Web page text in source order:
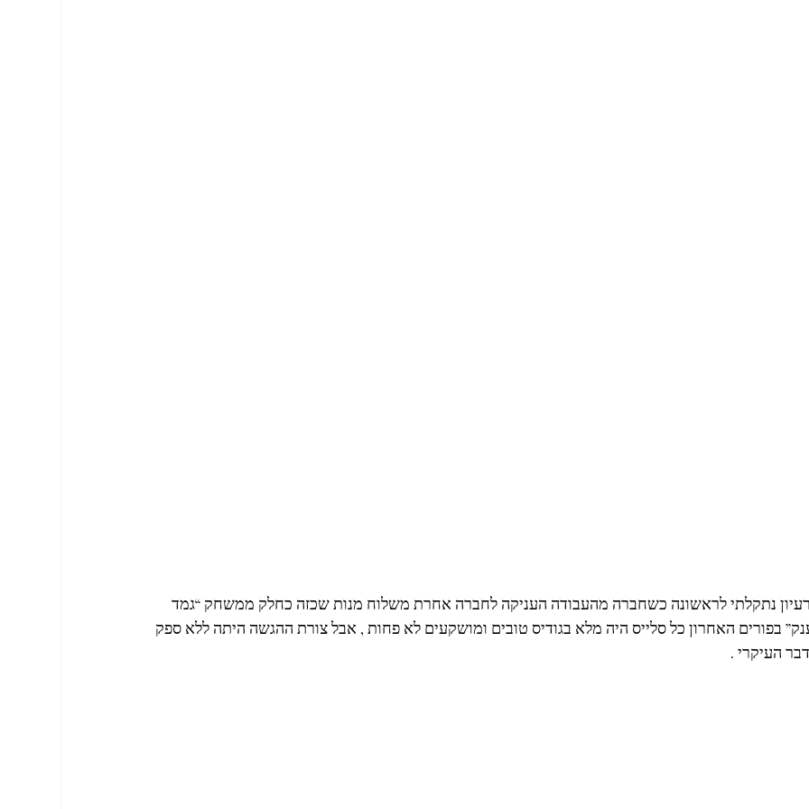
נתקלתי לראשונה כשחברה מהעבודה העניקה לחברה אחרת משלוח מנות שכזה כחלק ממשחק “גמד
בפורים האחרון כל סלייס היה מלא בגודיס טובים ומושקעים לא פחות , אבל צורת ההגשה היתה ללא ספק
העיקרי .